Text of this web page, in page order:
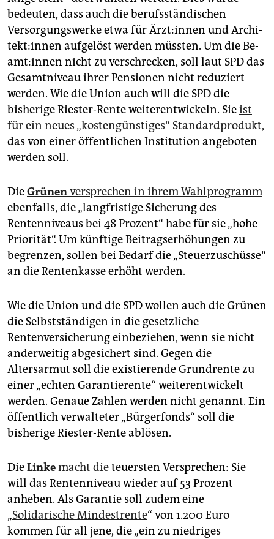
bedeuten, dass auch die berufsständischen
Versorgungswerke etwa für Ärz­t:in­nen und Ar­chi­
tek­t:in­nen aufgelöst werden müssten. Um die Be­
am­t:in­nen nicht zu verschrecken, soll laut SPD das
Gesamtniveau ihrer Pensionen nicht reduziert
werden. Wie die Union auch will die SPD die
bisherige Riester-Rente weiterentwickeln. Sieist
für ein neues „kostengünstiges“ Standardprodukt,
das von einer öffentlichen Institution angeboten
werden soll.
DieGrünenversprechen in ihrem Wahlprogramm
ebenfalls, die „langfristige Sicherung des
Rentenniveaus bei 48 Prozent“ habe für sie „hohe
Priorität“. Um künftige Beitragserhöhungen zu
begrenzen, sollen bei Bedarf die „Steuerzuschüsse“
an die Rentenkasse erhöht werden.
Wie die Union und die SPD wollen auch die Grünen
die Selbstständigen in die gesetzliche
Rentenversicherung einbeziehen, wenn sie nicht
anderweitig abgesichert sind. Gegen die
Altersarmut soll die existierende Grundrente zu
einer „echten Garantierente“ weiterentwickelt
werden. Genaue Zahlen werden nicht genannt. Ein
öffentlich verwalteter „Bürgerfonds“ soll die
bisherige Riester-Rente ablösen.
DieLinkemacht dieteuersten Versprechen: Sie
will das Rentenniveau wieder auf 53 Prozent
anheben. Als Garantie soll zudem eine
„Solidarische Mindestrente“ von 1.200 Euro
kommen für all jene, die „ein zu niedriges